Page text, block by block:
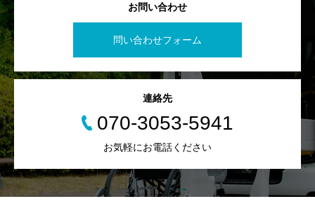
お問い合わせ
問い合わせフォーム
連絡先
070-3053-5941
お気軽にお電話ください